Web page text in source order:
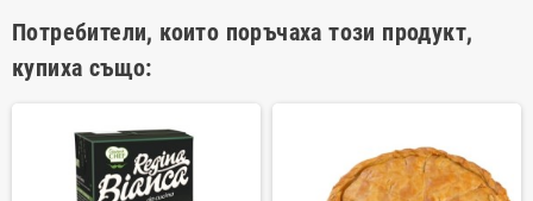
Потребители, които поръчаха този продукт,
купиха също: